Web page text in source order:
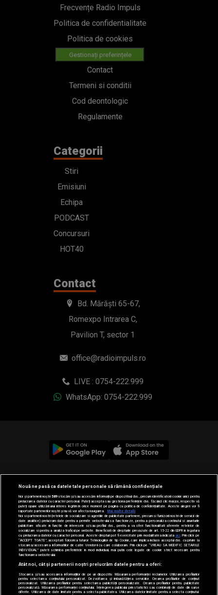
Frecvențe Radio Impuls
Politica de confidentialitate
Politica de cookies
Gestionați preferințele
Contact
Termeni si conditii
Cod deontologic
Regulamente
Categorii
Stiri
Emisiuni
Echipa
PODCAST
Concursuri
HOT40
Contact
Bd. Mărăști 65-67,
Romexpo Intrarea C,
Pavilion T, sector 1
office@radioimpuls.ro
LIVE : 0754-222.999
WhatsApp: 0754-222.999
© 2019-2026 DOGAN MEDIA INTERNATIONAL SA, Toate
drepturile rezervate.
Nouă ne pasă ca datele tale personale să rămână confidențiale
Noi și partenerii noștri589stocăm și/sau accesăm informații pe dispozitivul dvs., precum identificatorii cookie unici pentru
prelucrarea datelor cu caracter personal. Puteți accepta sau gestiona preferințele dvs. făcând clic mai jos, respectiv vă
puteți opune utilizării unui interes legitim în orice moment pe pagina cu politica de confidențialitate. Aceste alegeri vor fi
raportate partenerilor noștri și nu vă vor afecta navigarea.
Mai multe detalii
Noi si partenerii nostri (retelele de socializare si agentiile de publicitate partenere, precum si furnizorii nostri de servicii de
date analitice) prelucram date pentru a permite website-ului sa functioneze, pentru a personaliza continutul si anunturile
publicitare afisate in functie de interesele si/sau profilul dvs., pentru a va oferi functionalitati aferente retelelor de
socializare si pentru a analiza traficul pe website. Beneficiati de drepturile prevazute de art. 15-22 din GDPR in legatura
cu prelucrarea datelor cu caracter personal. Aceste drepturi pot fi exercitate prin modalitatea indicataaici . Prin click pe
“ACCEPT TOATE”, acceptati folosirea tuturor Tehnologiilor de tip Cookie, care implica inclusiv acceptul dvs. cu privire la
stocarea/accesarea informatiilor de catre Vendor-ii cu care colaboram. Prin click pe “VREAU SA MODIFIC SETARILE
INDIVIDUAL” puteti schimba preferintele in mod individual, mai putin cele legate de cookie strict necesare pentru
functionarea website-ului.
Atât noi, cât și partenerii noștri prelucrăm datele pentru a oferi:
Stocarea și/sau accesarea informațiilor de pe un dispozitiv. Măsurarea performanței reclamelor. Utilizarea profilurilor
pentru selectarea conținutului personalizat. Dezvoltarea și îmbunătățirea serviciilor. Crearea profilurilor de conținut
personalizat. Utilizarea profilurilor pentru selectarea publicității personalizate. Crearea profilurilor pentru publicitate
personalizată. Măsurarea performanței conținutului. Înțelegerea publicului prin statistici sau combinații de date din surse
diferite. Utilizarea de date limitate pentru a selecta publicitatea. Utilizarea datelor limitate pentru a selecta conținutul.